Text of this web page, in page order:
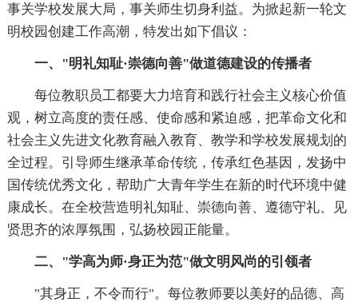
事关学校发展大局，事关师生切身利益。为掀起新一轮文
明校园创建工作高潮，特发出如下倡议：
一、"明礼知耻·崇德向善"做道德建设的传播者
每位教职员工都要大力培育和践行社会主义核心价值
观，树立高度的责任感、使命感和紧迫感，把革命文化和
社会主义先进文化教育融入教育、教学和学校发展规划的
全过程。引导师生继承革命传统，传承红色基因，发扬中
国传统优秀文化，帮助广大青年学生在新的时代环境中健
康成长。在全校营造明礼知耻、崇德向善、遵德守礼、见
贤思齐的浓厚氛围，弘扬校园正能量。
二、"学高为师·身正为范"做文明风尚的引领者
"其身正，不令而行"。每位教师要以美好的品德、高